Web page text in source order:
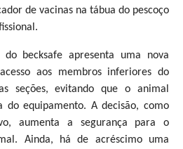
de vacinas na tábua do pescoço
becksafe apresenta uma nova
aos membros inferiores do
seções, evitando que o animal
equipamento. A decisão, como
aumenta a segurança para o
Ainda, há de acréscimo uma